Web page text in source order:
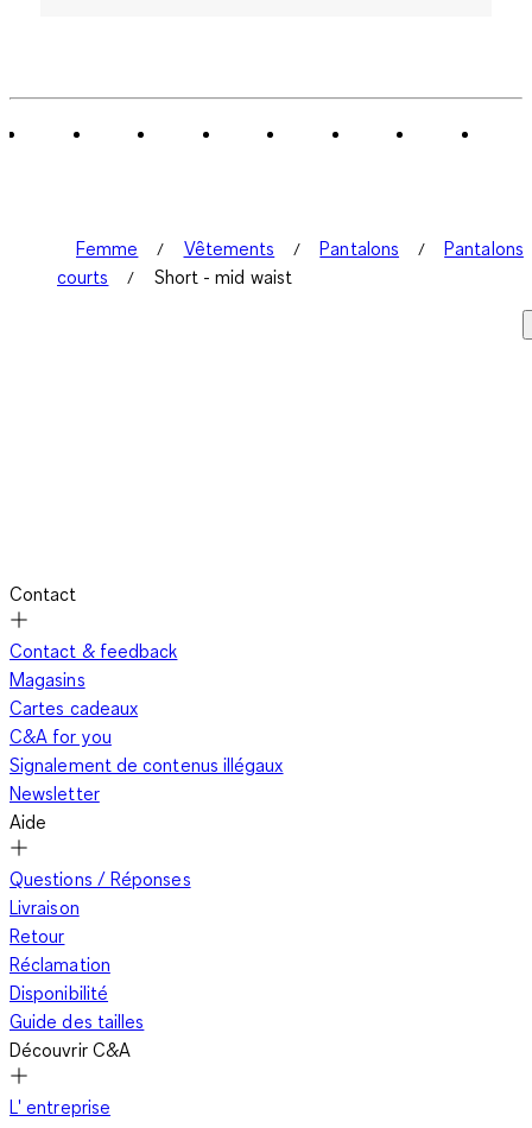
Femme Vêtements Pantalons
Pantalons
courts
Short - mid waist
Contact
Contact & feedback
Magasins
Cartes cadeaux
C&A for you
Signalement de contenus illégaux
Newsletter
Aide
Questions / Réponses
Livraison
Retour
Réclamation
Disponibilité
Guide des tailles
Découvrir C&A
L' entreprise